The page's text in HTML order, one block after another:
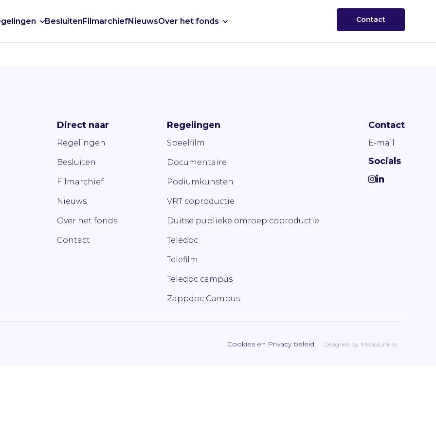
BesluitenFilmarchiefNieuwsOver het fonds Contact
Direct naar
Regelingen
Besluiten
Filmarchief
Nieuws
Over het fonds
Contact
Regelingen
Speelfilm
Documentaire
Podiumkunsten
VRT coproductie
Duitse publieke omroep coproductie
Teledoc
Telefilm
Teledoc campus
Zappdoc Campus
Contact
E-mail
Socials
Cookies en Privacy beleid Designed by: Mediajunkies